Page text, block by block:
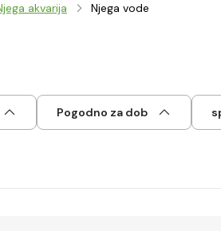
akvarija Njega vode
Pogodno za dob